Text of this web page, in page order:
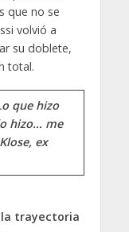
que no se
volvió a
su doblete,
total.
que hizo
hizo… me
ex
la trayectoria